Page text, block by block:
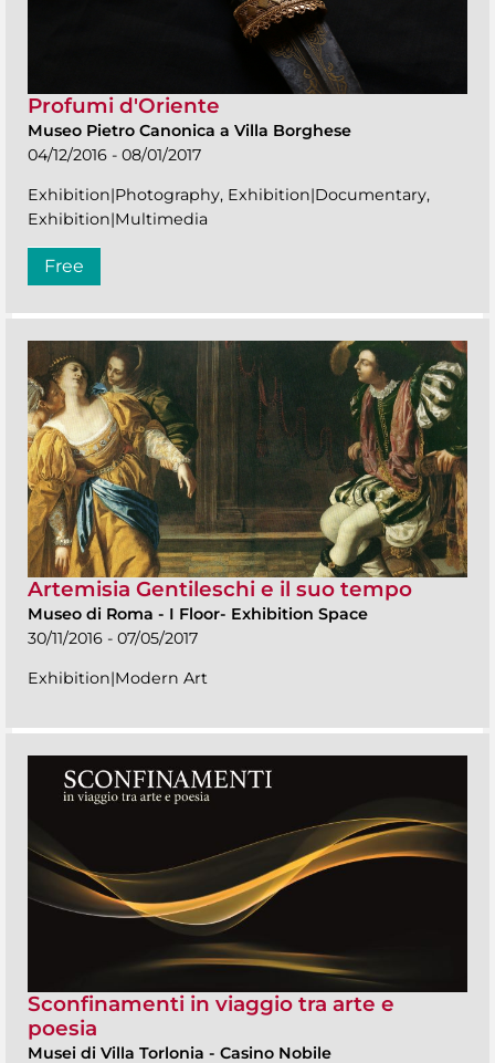
Profumi d'Oriente
Museo Pietro Canonica a Villa Borghese
04/12/2016 - 08/01/2017
Exhibition|Photography, Exhibition|Documentary,
Exhibition|Multimedia
Free
Artemisia Gentileschi e il suo tempo
Museo di Roma - I Floor- Exhibition Space
30/11/2016 - 07/05/2017
Exhibition|Modern Art
Sconfinamenti in viaggio tra arte e
poesia
Musei di Villa Torlonia - Casino Nobile